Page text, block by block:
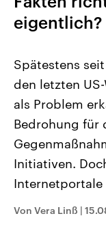
Landtagswahl
2026
Alle Informationen
Sachsen-Anhalt
September 2026
Landtag. Seit 2021
Bundesland von
Umfragen,
und Hintergründe
und Kandidaten der
Sendungen
eigentlich?
Spätestens
den letzten
als Problem
Bedrohung für
Initiativen.
Von Vera Linß |